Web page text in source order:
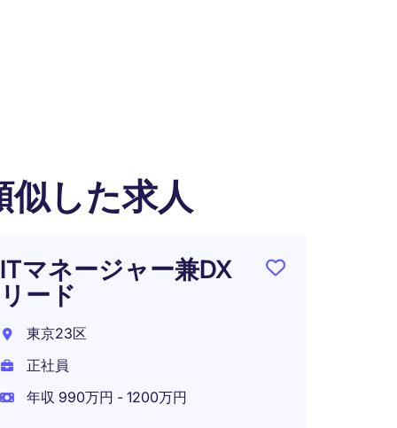
似した求人
ITマネージャー兼DX
リード
東京23区
正社員
年収 990万円 - 1200万円